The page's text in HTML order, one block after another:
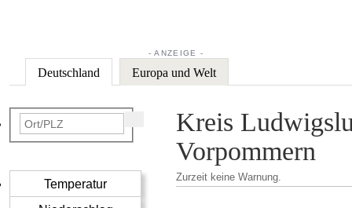
Deutschland Europa und Welt
Temperatur
Kreis
Vorpommern
Zurzeit keine Warnung.